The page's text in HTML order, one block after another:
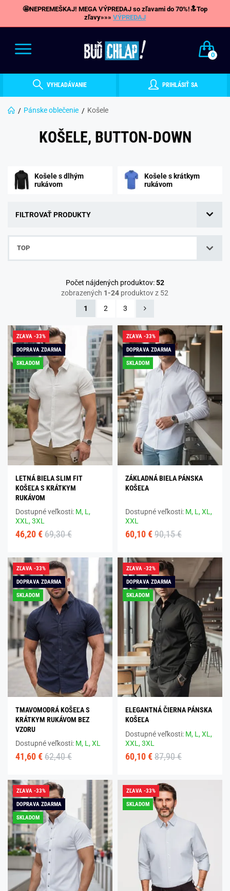
🤩NEPREMEŠKAJ! MEGA VÝPREDAJ so zľavami do 70%!🔝Top
zľavy»»» VÝPREDAJ
0
VYHĽADÁVANIE PRIHLÁSIŤ SA
Pánske oblečenie Košele
KOŠELE, BUTTON-DOWN
Košele s dlhým
rukávom
Košele s krátkym
rukávom
FILTROVAŤ PRODUKTY
TOP
Počet nájdených produktov:52
zobrazených 1-24 produktov z 52
1
2 3
ZĽAVA -33%
DOPRAVA ZDARMA
SKLADOM
LETNÁ BIELA SLIM FIT
KOŠEĽA S KRÁTKYM
RUKÁVOM
Dostupné veľkosti: M, L,
XXL,3XL
46,20 € 69,30 €
ZĽAVA -33%
DOPRAVA ZDARMA
SKLADOM
ZÁKLADNÁ BIELA PÁNSKA
KOŠEĽA
Dostupné veľkosti: M, L,XL,
XXL
60,10 € 90,15 €
ZĽAVA -33%
DOPRAVA ZDARMA
SKLADOM
TMAVOMODRÁ KOŠEĽA S
KRÁTKYM RUKÁVOM BEZ
VZORU
Dostupné veľkosti: M, L,XL
41,60 € 62,40 €
ZĽAVA -32%
DOPRAVA ZDARMA
SKLADOM
ELEGANTNÁ ČIERNA PÁNSKA
KOŠEĽA
Dostupné veľkosti: M, L,XL,
XXL,3XL
60,10 € 87,90 €
ZĽAVA -33%
DOPRAVA ZDARMA
SKLADOM
ZĽAVA -33%
SKLADOM